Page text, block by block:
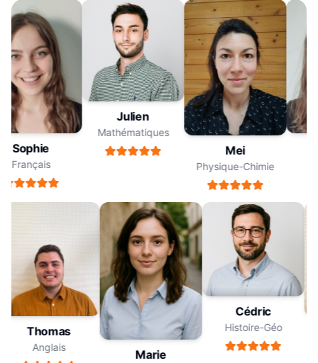
Sophie
Français
Julien
Mathématiques
Mei
Physique-Chimie
Thomas
Anglais
Marie
Cédric
Histoire-Géo